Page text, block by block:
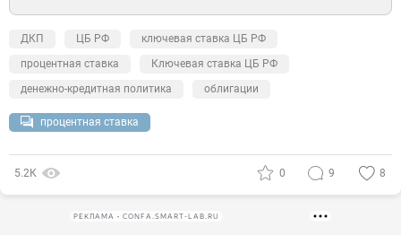
ДКП ЦБ РФ
ключевая ставка ЦБ РФ
процентная ставка
Ключевая ставка ЦБ РФ
денежно-кредитная политика
облигации
процентная ставка
5.2К 0 9 8
РЕКЛАМА • CONFA.SMART-LAB.RU